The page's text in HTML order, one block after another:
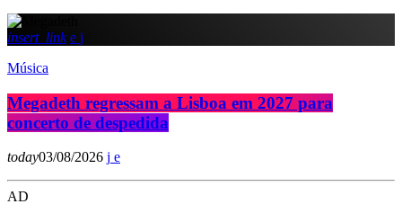
insert_link
Música
Megadeth regressam a Lisboa em 2027 para
concerto de despedida
today03/08/2026
AD